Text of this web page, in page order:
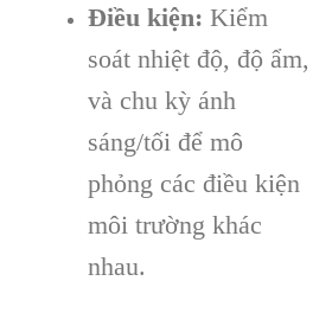
Điều kiện: Kiểm
soát nhiệt độ, độ ẩm,
và chu kỳ ánh
sáng/tối để mô
phỏng các điều kiện
môi trường khác
nhau.